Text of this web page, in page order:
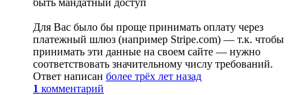
быть мандатный доступ
Для Вас было бы проще принимать оплату через
платежный шлюз (например Stripe.com) — т.к. чтобы
принимать эти данные на своем сайте — нужно
соответствовать значительному числу требований.
Ответ написан более трёх лет назад
1 комментарий